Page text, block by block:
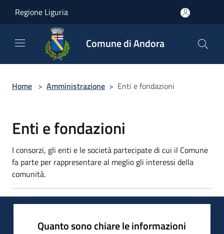
Regione Liguria
Comune di Andora
Home > Amministrazione > Enti e fondazioni
Enti e fondazioni
I consorzi, gli enti e le società partecipate di cui il Comune
fa parte per rappresentare al meglio gli interessi della
comunità.
Quanto sono chiare le informazioni